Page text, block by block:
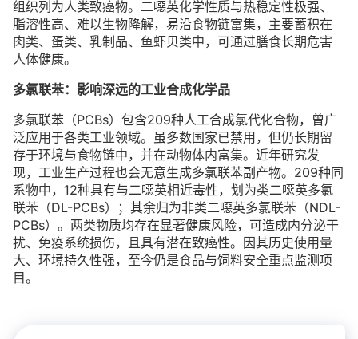
组织列为人类致癌物。二噁英化学性质与热稳定性极强、
脂溶性高、难以生物降解，易沿食物链富集，主要蓄积在
肉类、蛋类、乳制品、鱼虾贝类中，可通过膳食长期危害
人体健康。
多氯联苯：影响深远的工业合成化学品
多氯联苯（PCBs）包含209种人工合成氯代化合物，曾广
泛应用于各类工业领域。虽多数国家已禁用，但仍长期留
存于环境与食物链中，并在动物体内富集。近年研究发
现，工业生产过程也会无意生成多氯联苯副产物。209种同
系物中，12种具有与二噁英相近毒性，划为类二噁英多氯
联苯（DL-PCBs）；其余归为非类二噁英多氯联苯（NDL-
PCBs）。两类物质均存在显著健康风险，可造成内分泌干
扰、免疫系统损伤，且具有潜在致癌性。因其历史使用量
大、环境持久性强，至今仍是食品与饲料安全重点监测项
目。